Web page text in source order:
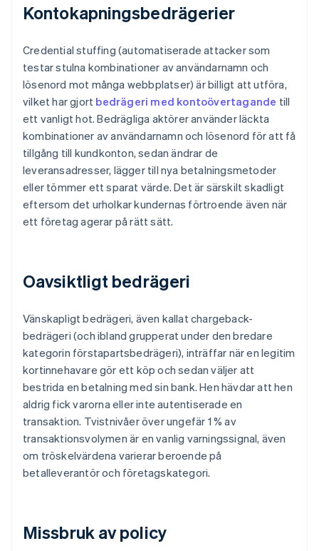
Kontokapningsbedrägerier
Credential stuffing (automatiserade attacker som
testar stulna kombinationer av användarnamn och
lösenord mot många webbplatser) är billigt att utföra,
vilket har gjort bedrägeri med kontoövertagande till
ett vanligt hot. Bedrägliga aktörer använder läckta
kombinationer av användarnamn och lösenord för att få
tillgång till kundkonton, sedan ändrar de
leveransadresser, lägger till nya betalningsmetoder
eller tömmer ett sparat värde. Det är särskilt skadligt
eftersom det urholkar kundernas förtroende även när
ett företag agerar på rätt sätt.
Oavsiktligt bedrägeri
Vänskapligt bedrägeri, även kallat chargeback-
bedrägeri (och ibland grupperat under den bredare
kategorin förstapartsbedrägeri), inträffar när en legitim
kortinnehavare gör ett köp och sedan väljer att
bestrida en betalning med sin bank. Hen hävdar att hen
aldrig fick varorna eller inte autentiserade en
transaktion. Tvistnivåer över ungefär 1 % av
transaktionsvolymen är en vanlig varningssignal, även
om tröskelvärdena varierar beroende på
betalleverantör och företagskategori.
Missbruk av policy